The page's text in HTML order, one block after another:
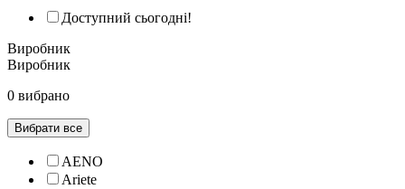
Доступний сьогодні!
Виробник
Виробник
0 вибрано
Вибрати все
AENO
Ariete